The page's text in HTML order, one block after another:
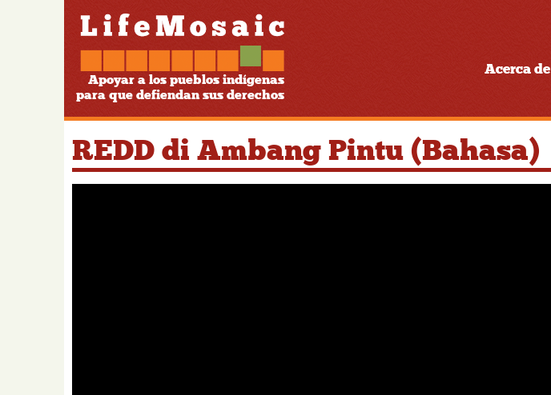
Apoyar a los pueblos indígenas
para que defiendan sus derechos
Acerca de
REDD di Ambang Pintu (Bahasa)